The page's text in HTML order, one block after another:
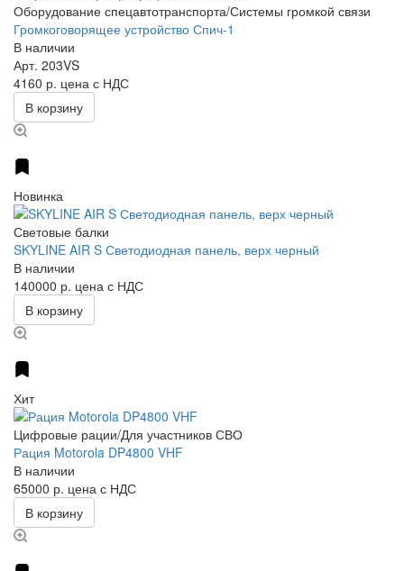
Оборудование спецавтотранспорта/Системы громкой связи
Громкоговорящее устройство Спич-1
В наличии
Арт. 203VS
4160 р. цена с НДС
В корзину
Новинка
Световые балки
SKYLINE AIR S Светодиодная панель, верх черный
В наличии
140000 р. цена с НДС
В корзину
Хит
Цифровые рации/Для участников СВО
Рация Motorola DP4800 VHF
В наличии
65000 р. цена с НДС
В корзину